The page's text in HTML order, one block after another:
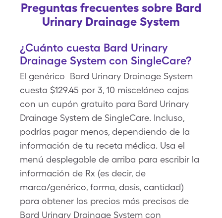
Preguntas frecuentes sobre Bard
Urinary Drainage System
¿Cuánto cuesta Bard Urinary
Drainage System con SingleCare?
El genérico Bard Urinary Drainage System
cuesta $129.45 por 3, 10 misceláneo cajas
con un cupón gratuito para Bard Urinary
Drainage System de SingleCare. Incluso,
podrías pagar menos, dependiendo de la
información de tu receta médica. Usa el
menú desplegable de arriba para escribir la
información de Rx (es decir, de
marca/genérico, forma, dosis, cantidad)
para obtener los precios más precisos de
Bard Urinary Drainage System con